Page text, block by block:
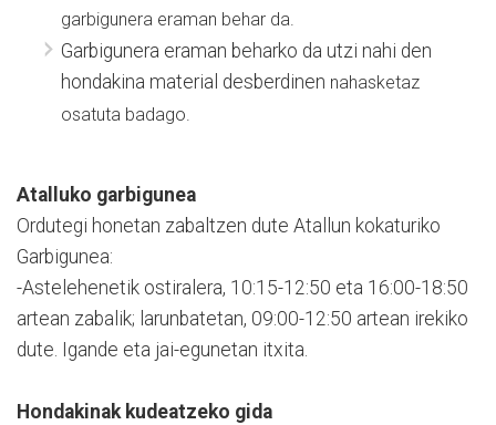
garbigunera eraman behar da.
Garbigunera eraman beharko da utzi nahi den
hondakina material desberdinen nahasketaz
osatuta badago.
Atalluko garbigunea
Ordutegi honetan zabaltzen dute Atallun kokaturiko
Garbigunea:
-Astelehenetik ostiralera, 10:15-12:50 eta 16:00-18:50
artean zabalik; larunbatetan, 09:00-12:50 artean irekiko
dute. Igande eta jai-egunetan itxita.
Hondakinak kudeatzeko gida